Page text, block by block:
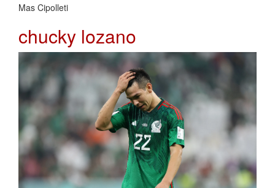
Mas Cipolleti
chucky lozano